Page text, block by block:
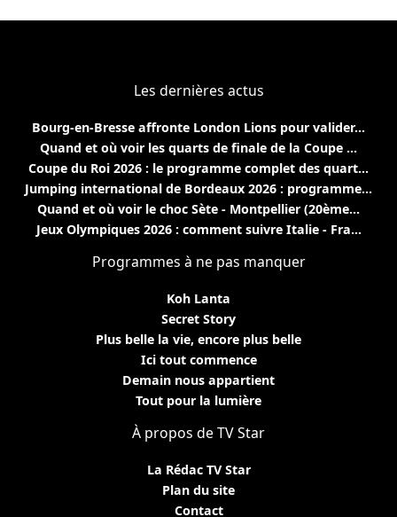
Les dernières actus
Bourg-en-Bresse affronte London Lions pour valider...
Quand et où voir les quarts de finale de la Coupe ...
Coupe du Roi 2026 : le programme complet des quart...
Jumping international de Bordeaux 2026 : programme...
Quand et où voir le choc Sète - Montpellier (20ème...
Jeux Olympiques 2026 : comment suivre Italie - Fra...
Programmes à ne pas manquer
Koh Lanta
Secret Story
Plus belle la vie, encore plus belle
Ici tout commence
Demain nous appartient
Tout pour la lumière
À propos de TV Star
La Rédac TV Star
Plan du site
Contact